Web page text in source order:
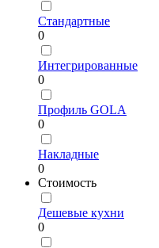
Стандартные
0
Интегрированные
0
Профиль GOLA
0
Накладные
0
Стоимость
Дешевые кухни
0